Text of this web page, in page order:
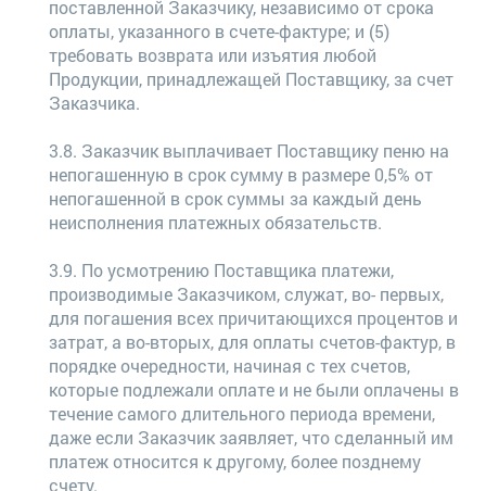
поставленной Заказчику, независимо от срока
оплаты, указанного в счете-фактуре; и (5)
требовать возврата или изъятия любой
Продукции, принадлежащей Поставщику, за счет
Заказчика.
3.8. Заказчик выплачивает Поставщику пеню на
непогашенную в срок сумму в размере 0,5% от
непогашенной в срок суммы за каждый день
неисполнения платежных обязательств.
3.9. По усмотрению Поставщика платежи,
производимые Заказчиком, служат, во- первых,
для погашения всех причитающихся процентов и
затрат, а во-вторых, для оплаты счетов-фактур, в
порядке очередности, начиная с тех счетов,
которые подлежали оплате и не были оплачены в
течение самого длительного периода времени,
даже если Заказчик заявляет, что сделанный им
платеж относится к другому, более позднему
счету.